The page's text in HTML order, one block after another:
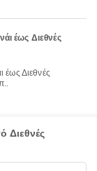
έως Διεθνές
Διεθνές